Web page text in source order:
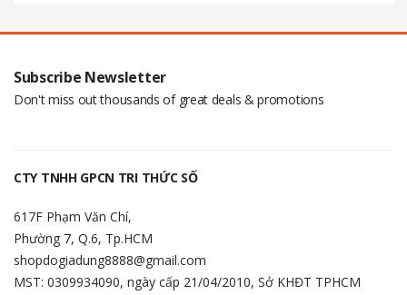
Subscribe Newsletter
Don't miss out thousands of great deals & promotions
CTY TNHH GPCN TRI THỨC SỐ
617F Phạm Văn Chí,
Phường 7, Q.6, Tp.HCM
shopdogiadung8888@gmail.com
MST: 0309934090, ngày cấp 21/04/2010, Sở KHĐT TPHCM